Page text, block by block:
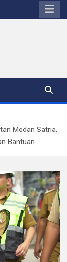
Medan Satria,
Bantuan